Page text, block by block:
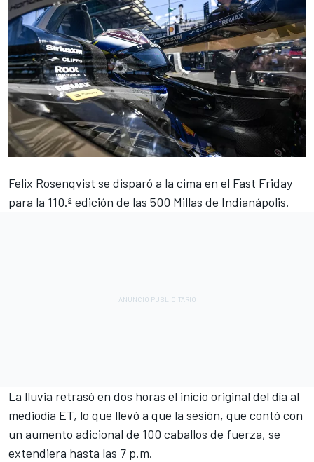
Felix Rosenqvist se disparó a la cima en el Fast Friday
para la 110.ª edición de las 500 Millas de Indianápolis.
La lluvia retrasó en dos horas el inicio original del día al
mediodía ET, lo que llevó a que la sesión, que contó con
un aumento adicional de 100 caballos de fuerza, se
extendiera hasta las 7 p.m.